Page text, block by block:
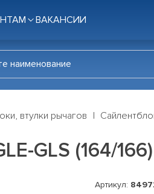
ВАКАНСИИ
втулки рычагов
GLS (164/
Артикул: